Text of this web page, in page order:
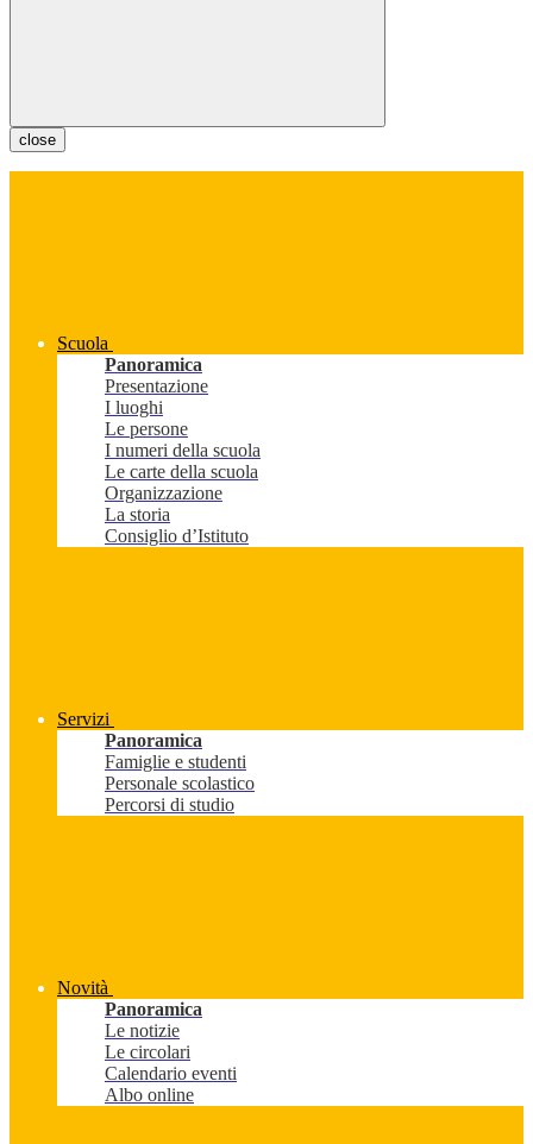
close
Scuola
Panoramica
Presentazione
I luoghi
Le persone
I numeri della scuola
Le carte della scuola
Organizzazione
La storia
Consiglio d’Istituto
Servizi
Panoramica
Famiglie e studenti
Personale scolastico
Percorsi di studio
Novità
Panoramica
Le notizie
Le circolari
Calendario eventi
Albo online